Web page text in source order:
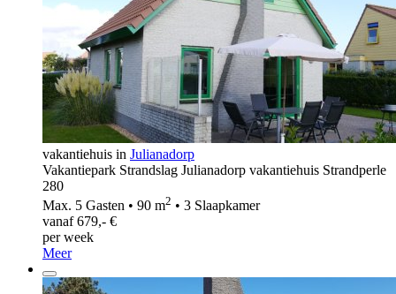
vakantiehuis in Julianadorp
Vakantiepark Strandslag Julianadorp vakantiehuis Strandperle
280
Max. 5 Gasten • 90 m2 • 3 Slaapkamer
vanaf 679,- €
per week
Meer